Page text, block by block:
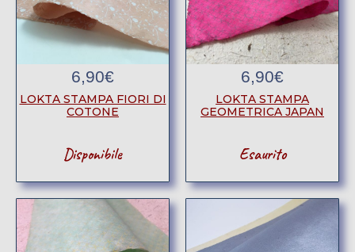
6,90€
LOKTA STAMPA FIORI DI
COTONE
Disponibile
6,90€
LOKTA STAMPA
GEOMETRICA JAPAN
Esaurito